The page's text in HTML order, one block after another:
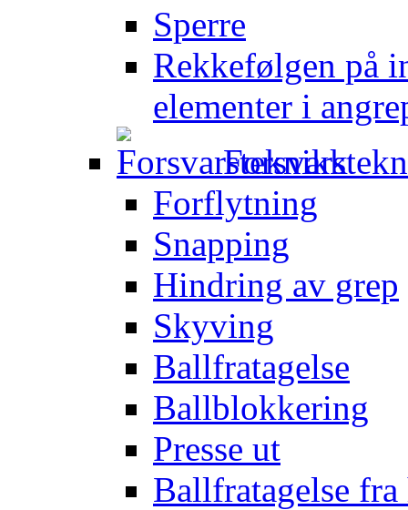
Sperre
Rekkefølgen på
elementer i
Forflytning
Snapping
Hindring av grep
Skyving
Ballfratagelse
Ballblokkering
Presse ut
Ballfratagelse fra